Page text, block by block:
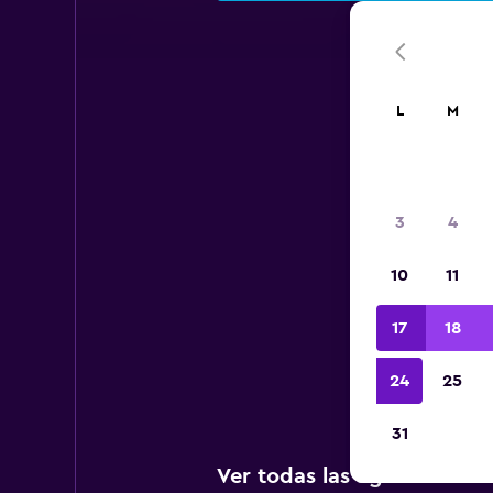
Ver todas las agencias de
L M
3 4
10 11
17 18
24 25
31